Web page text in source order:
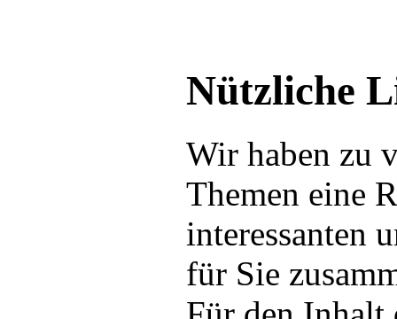
Nützliche
Wir haben zu
Themen eine
interessanten
für Sie